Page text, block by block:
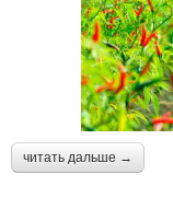
читать дальше →